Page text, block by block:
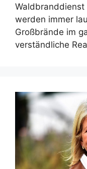
Waldbranddienst
werden immer
Großbrände im
verständliche